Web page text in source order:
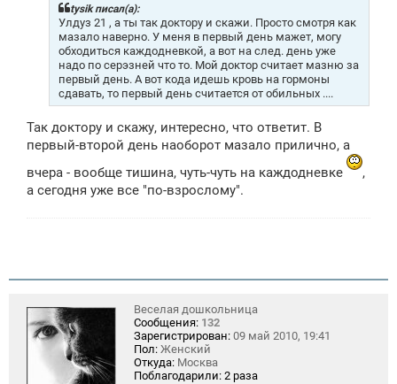
tysik писал(а):
Улдуз 21 , а ты так доктору и скажи. Просто смотря как
мазало наверно. У меня в первый день мажет, могу
обходиться каждодневкой, а вот на след. день уже
надо по серэзней что то. Мой доктор считает мазню за
первый день. А вот кода идешь кровь на гормоны
сдавать, то первый день считается от обильных ....
Так доктору и скажу, интересно, что ответит. В
первый-второй день наоборот мазало прилично, а
вчера - вообще тишина, чуть-чуть на каждодневке
,
а сегодня уже все "по-взрослому".
Веселая дошкольница
Сообщения: 132
Зарегистрирован: 09 май 2010, 19:41
Пол: Женский
Откуда: Москва
Поблагодарили: 2 раза